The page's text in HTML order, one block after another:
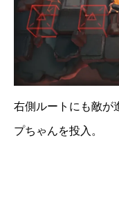
右側ルートにも敵が
プちゃんを投入。